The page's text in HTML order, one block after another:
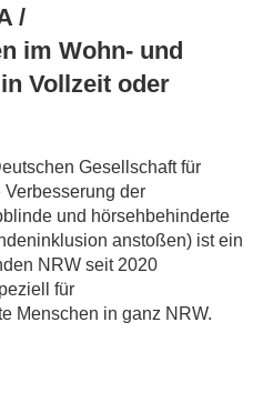
/
im Wohn- und
Vollzeit oder
Gesellschaft für
der
und hörsehbehinderte
anstoßen) ist ein
NRW seit 2020
für
Menschen in ganz NRW.